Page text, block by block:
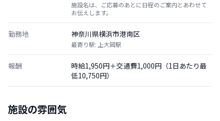
施設名は、ご応募のあとに日程のご案内とあわせて
お伝えします。
勤務地 神奈川県横浜市港南区
最寄り駅: 上大岡駅
報酬
時給1,950円＋交通費1,000円（1日あたり最
低10,750円）
施設の雰囲気